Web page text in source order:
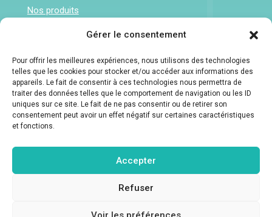
Gérer le consentement
Pour offrir les meilleures expériences, nous utilisons des technologies
telles que les cookies pour stocker et/ou accéder aux informations des
appareils. Le fait de consentir à ces technologies nous permettra de
traiter des données telles que le comportement de navigation ou les ID
uniques sur ce site. Le fait de ne pas consentir ou de retirer son
consentement peut avoir un effet négatif sur certaines caractéristiques
et fonctions.
Accepter
Refuser
Nos produits
Agri Synergie : 24 rue de Varsovie, 24000
Périgueux
05 53 04 59 42
contact@coeurdekaolin.fr